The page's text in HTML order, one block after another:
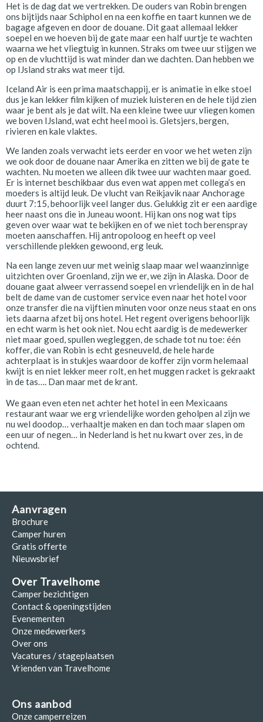
Het is de dag dat we vertrekken. De ouders van Robin brengen
ons bijtijds naar Schiphol en na een koffie en taart kunnen we de
bagage afgeven en door de douane. Dit gaat allemaal lekker
soepel en we hoeven bij de gate maar een half uurtje te wachten
waarna we het vliegtuig in kunnen. Straks om twee uur stijgen we
op en de vluchttijd is wat minder dan we dachten. Dan hebben we
op IJsland straks wat meer tijd.
Iceland Air is een prima maatschappij, er is animatie in elke stoel
dus je kan lekker film kijken of muziek luisteren en de hele tijd zien
waar je bent als je dat wilt. Na een kleine twee uur vliegen komen
we boven IJsland, wat echt heel mooi is. Gletsjers, bergen,
rivieren en kale vlaktes.
We landen zoals verwacht iets eerder en voor we het weten zijn
we ook door de douane naar Amerika en zitten we bij de gate te
wachten. Nu moeten we alleen dik twee uur wachten maar goed.
Er is internet beschikbaar dus even wat appen met collega’s en
moeders is altijd leuk. De vlucht van Reikjavik naar Anchorage
duurt 7:15, behoorlijk veel langer dus. Gelukkig zit er een aardige
heer naast ons die in Juneau woont. Hij kan ons nog wat tips
geven over waar wat te bekijken en of we niet toch berenspray
moeten aanschaffen. Hij antropoloog en heeft op veel
verschillende plekken gewoond, erg leuk.
Na een lange zeven uur met weinig slaap maar wel waanzinnige
uitzichten over Groenland, zijn we er, we zijn in Alaska. Door de
douane gaat alweer verrassend soepel en vriendelijk en in de hal
belt de dame van de customer service even naar het hotel voor
onze transfer die na vijftien minuten voor onze neus staat en ons
iets daarna afzet bij ons hotel. Het regent overigens behoorlijk
en echt warm is het ook niet. Nou echt aardig is de medewerker
niet maar goed, spullen wegleggen, de schade tot nu toe: één
koffer, die van Robin is echt gesneuveld, de hele harde
achterplaat is in stukjes waardoor de koffer zijn vorm helemaal
kwijt is en niet lekker meer rolt, en het muggen racket is gekraakt
in de tas…. Dan maar met de krant.
We gaan even eten net achter het hotel in een Mexicaans
restaurant waar we erg vriendelijke worden geholpen al zijn we
nu wel doodop… verhaaltje maken en dan toch maar slapen om
een uur of negen… in Nederland is het nu kwart over zes, in de
ochtend.
Aanvragen
Brochure
Camper huren
Gratis offerte
Nieuwsbrief
Over Travelhome
Camper bezichtigen
Contact & openingstijden
Evenementen
Onze medewerkers
Over ons
Vacatures / stageplaatsen
Vrienden van Travelhome
Ons aanbod
Onze camperreizen